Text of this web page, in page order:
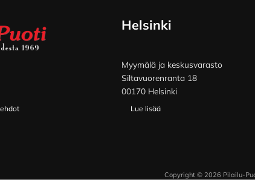
Helsinki
Myymälä ja keskusvarasto
Siltavuorenranta 18
00170 Helsinki
Lue lisää
Copyright © 2026 Pilailu-